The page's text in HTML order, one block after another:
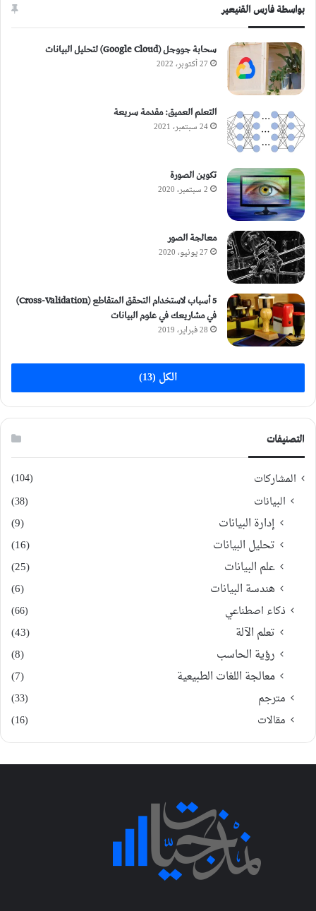
بواسطة فارس القنيعير
سحابة جووجل (Google Cloud) لتحليل البيانات
27 أكتوبر، 2022
التعلم العميق: مقدمة سريعة
24 سبتمبر، 2021
تكوين الصورة
2 سبتمبر، 2020
معالجة الصور
27 يونيو، 2020
5 أسباب لاستخدام التحقق المتقاطع (Cross-Validation)
في مشاريعك في علوم البيانات
28 فبراير، 2019
الكل (13)
التصنيفات
المشاركات (104)
البيانات (38)
إدارة البيانات
(9)
تحليل البيانات
(16)
علم البيانات
(25)
هندسة البيانات
(6)
ذكاء اصطناعي (66)
تعلم الآلة
(43)
رؤية الحاسب
(8)
معالجة اللغات الطبيعية
(7)
مترجم
(33)
مقالات
(16)